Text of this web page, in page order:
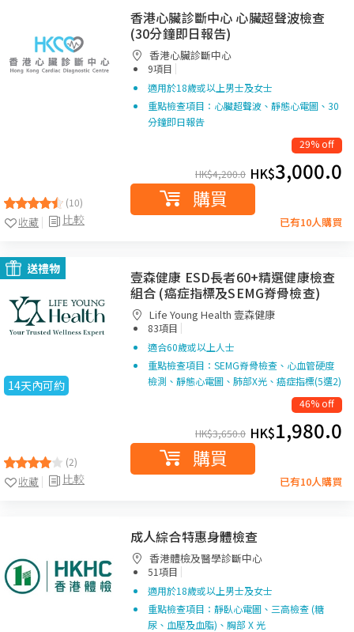
(10)
比較
收藏
香港心臟診斷中心 心臟超聲波檢查
(30分鐘即日報告)
香港心臟診斷中心
9項目 |
適用於18歲或以上男士及女士
重點檢查項目：心臟超聲波、靜態心電圖、30
分鐘即日報告
29% off
HK$4,200.0 HK$3,000.0
購買
已有10人購買
送禮物
14天內可約
(2)
比較
收藏
壹森健康 ESD長者60+精選健康檢查
組合 (癌症指標及SEMG脊骨檢查)
Life Young Health 壹森健康
83項目 |
適合60歲或以上人士
重點檢查項目：SEMG脊骨檢查、心血管硬度
檢測、靜態心電圖、肺部X光、癌症指標(5選2)
46% off
HK$3,650.0 HK$1,980.0
購買
已有10人購買
成人綜合特惠身體檢查
香港體檢及醫學診斷中心
51項目 |
適用於18歲或以上男士及女士
重點檢查項目：靜臥心電圖、三高檢查 (糖
尿、血壓及血脂)、胸部 X 光